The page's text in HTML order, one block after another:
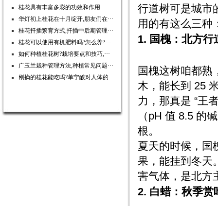
桂花具有丰富多彩的功效和作用
华灯初上桂花在十月绽开,朋友们在···
桂花扦插繁育方式,扦插中后期管理···
桂花可以使用有机肥料吗?怎么养?···
如何种植桂花树?栽培要点和技巧,···
广玉兰栽种管理方法,种植常见问题···
刚摘的桂花能吃吗?单宁酸对人体的···
行道树可是城市
用的有这么三种
1. 国槐：北方行
国槐这树咱都熟
木，能长到 25
力，那真是 “王
（pH 值 8.5 的
根。
夏天的时候，国
果，能挂到冬天
害气体，是北方
2. 白蜡：秋季赏